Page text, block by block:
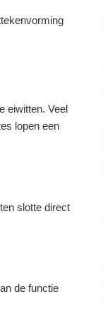
eiwitten. Veel
lopen een
slotte direct
de functie